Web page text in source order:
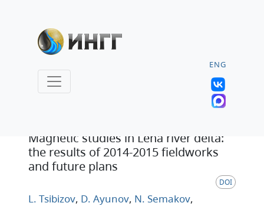
ENG
Magnetic studies in Lena river delta:
the results of 2014-2015 fieldworks
and future plans
DOI
L. Tsibizov, D. Ayunov, N. Semakov,